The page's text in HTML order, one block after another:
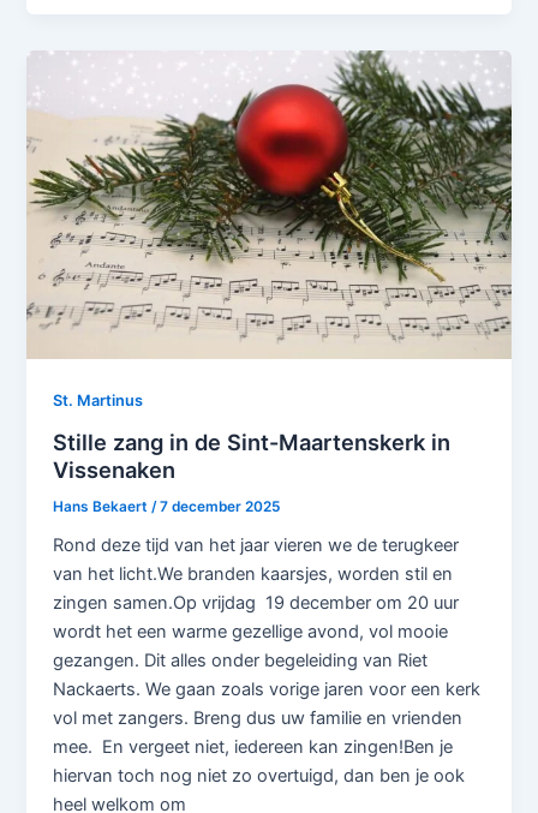
St. Martinus
Stille zang in de Sint-Maartenskerk in
Vissenaken
Hans Bekaert /7 december 2025
Rond deze tijd van het jaar vieren we de terugkeer
van het licht.We branden kaarsjes, worden stil en
zingen samen.Op vrijdag 19 december om 20 uur
wordt het een warme gezellige avond, vol mooie
gezangen. Dit alles onder begeleiding van Riet
Nackaerts. We gaan zoals vorige jaren voor een kerk
vol met zangers. Breng dus uw familie en vrienden
mee. En vergeet niet, iedereen kan zingen!Ben je
hiervan toch nog niet zo overtuigd, dan ben je ook
heel welkom om